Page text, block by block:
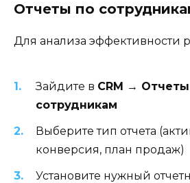
Отчеты по
Для анализа эффективности
Зайдите в CRM →
сотрудникам
Выберите тип отчета
конверсия, план продаж)
Установите нужный